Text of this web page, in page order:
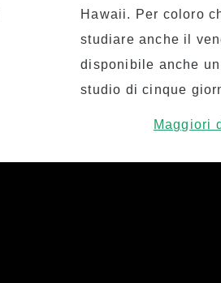
Hawaii. Per coloro
studiare anche il
disponibile anche
studio di cinque
Maggiori